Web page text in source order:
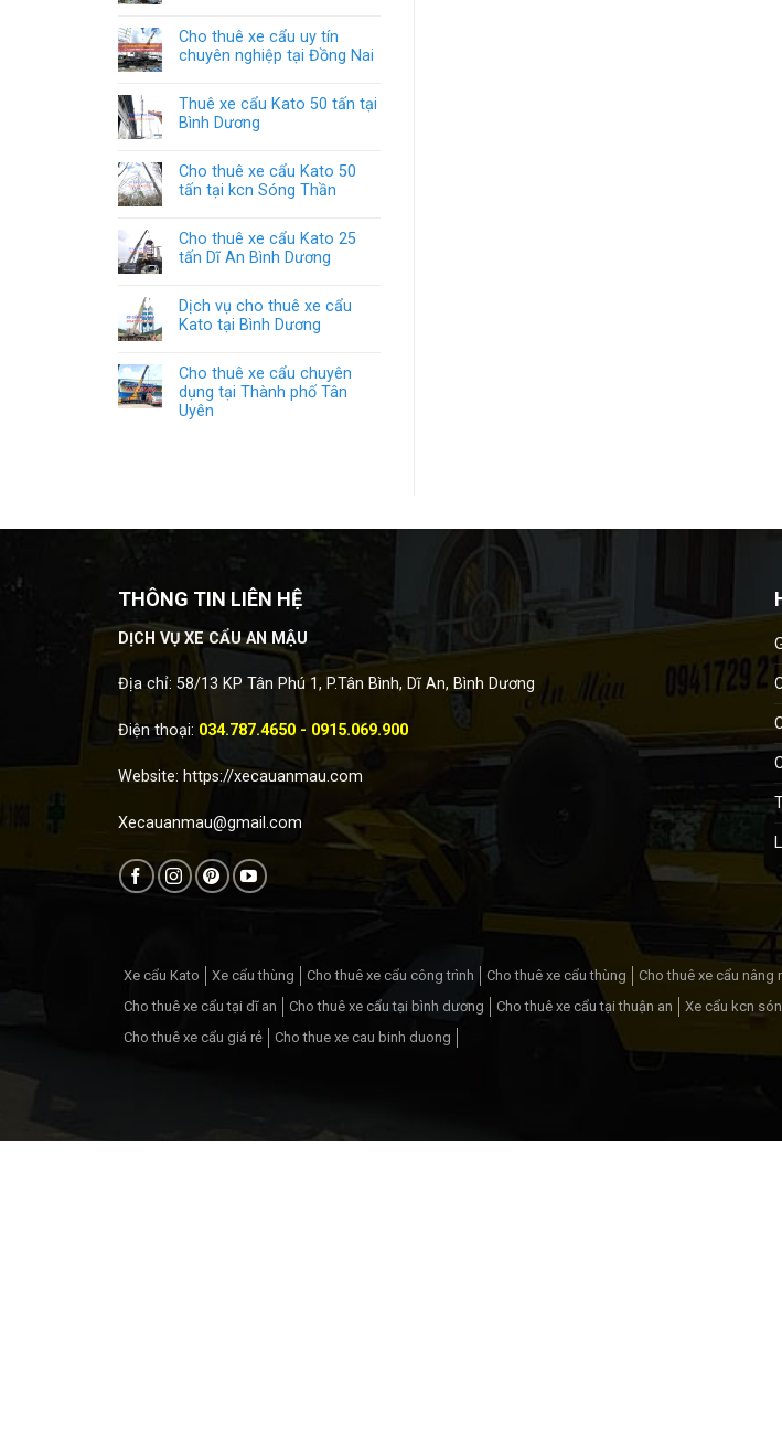
Cho thuê xe cẩu uy tín
chuyên nghiệp tại Đồng Nai
Thuê xe cẩu Kato 50 tấn tại
Bình Dương
Cho thuê xe cẩu Kato 50
tấn tại kcn Sóng Thần
Cho thuê xe cẩu Kato 25
tấn Dĩ An Bình Dương
Dịch vụ cho thuê xe cẩu
Kato tại Bình Dương
Cho thuê xe cẩu chuyên
dụng tại Thành phố Tân
Uyên
THÔNG TIN LIÊN HỆ
DỊCH VỤ XE CẨU AN MẬU
Địa chỉ: 58/13 KP Tân Phú 1, P.Tân Bình, Dĩ An, Bình Dương
Điện thoại: 034.787.4650 - 0915.069.900
Website: https://xecauanmau.com
Xecauanmau@gmail.com
Xe cẩu Kato Xe cẩu thùng Cho thuê xe cẩu công trình Cho thuê xe cẩu thùng Cho thuê xe cẩu nâng
Cho thuê xe cẩu tại dĩ an
Cho thuê xe cẩu tại bình dương Cho thuê xe cẩu tại thuận an Xe cẩu kcn
Cho thuê xe cẩu giá rẻ
Cho thue xe cau binh duong